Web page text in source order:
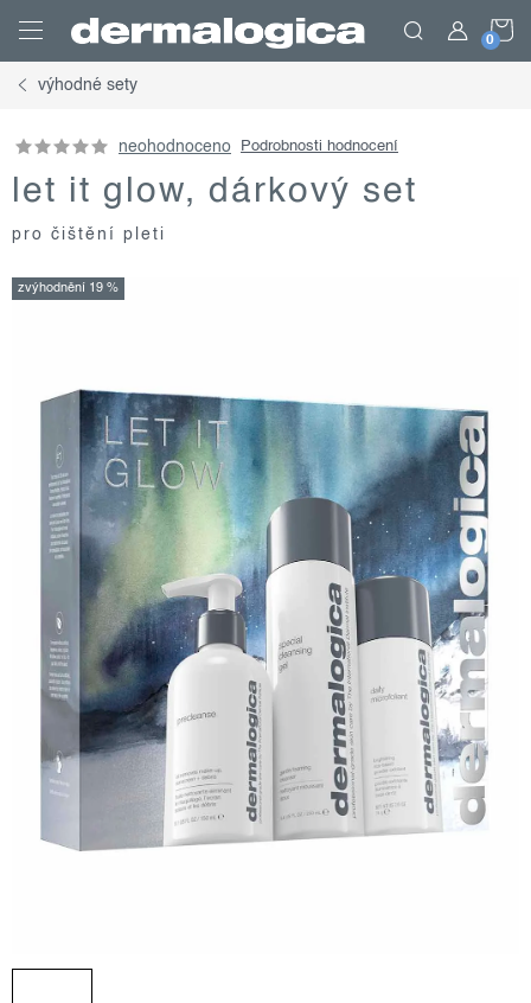
obsah
výhodné sety
neohodnoceno Podrobnosti hodnocení
let it glow, dárkový set
pro čištění pleti
zvýhodnění 19 %